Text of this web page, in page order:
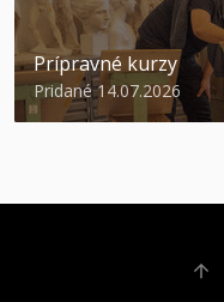
Prípravné kurzy
Pridané 14.07.2026